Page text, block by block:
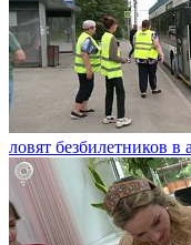
ловят безбилетников в